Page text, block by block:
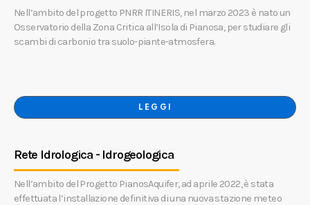
Nell’ambito del progetto PNRR ITINERIS, nel marzo 2023 è nato un
Osservatorio della Zona Critica all’Isola di Pianosa, per studiare gli
scambi di carbonio tra suolo-piante-atmosfera.
LEGGI
Rete Idrologica - Idrogeologica
Nell’ambito del Progetto PianosAquifer, ad aprile 2022, è stata
effettuata l’installazione definitiva di una nuova stazione meteo